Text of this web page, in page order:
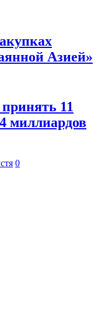
Азией»
11
миллиардов
0